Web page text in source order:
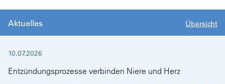
Aktuelles Übersicht
10.07.2026
Entzündungsprozesse verbinden Niere und Herz